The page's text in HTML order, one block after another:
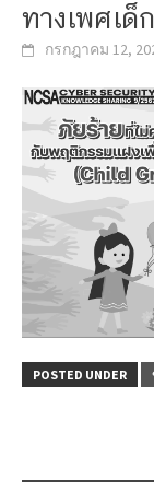
ทางเพศเด็
กรกฎาคม 12,
POSTED UNDER